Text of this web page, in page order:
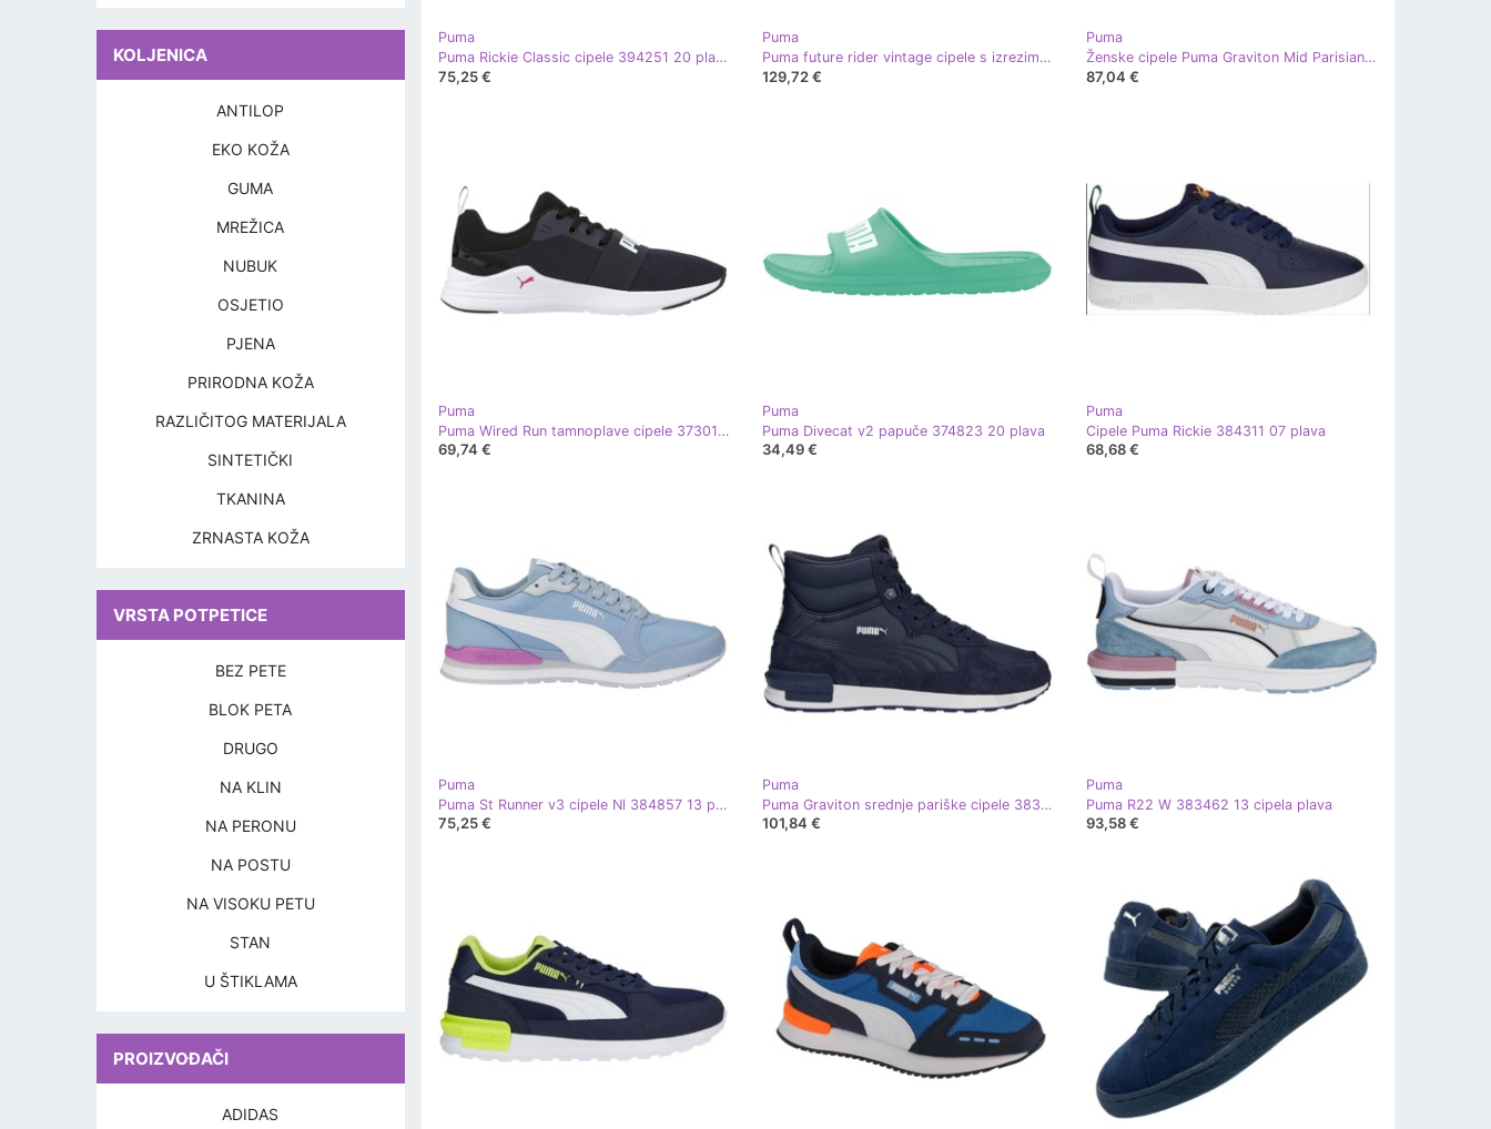
Puma
Puma Rickie Classic cipele 394251 20 plava
75,25 €
Puma
Puma future rider vintage cipele s izrezima W 384861-02 plava
129,72 €
Puma
Ženske cipele Puma Graviton Mid Parisian tamnoplave 383204 05 plava
87,04 €
Puma
Puma Wired Run tamnoplave cipele 373015 03 plava
69,74 €
Puma
Puma Divecat v2 papuče 374823 20 plava
34,49 €
Puma
Cipele Puma Rickie 384311 07 plava
68,68 €
Puma
Puma St Runner v3 cipele Nl 384857 13 plava
75,25 €
Puma
Puma Graviton srednje pariške cipele 383204 05 plava
101,84 €
Puma
Puma R22 W 383462 13 cipela plava
93,58 €
KOLJENICA
ANTILOP
EKO KOŽA
GUMA
MREŽICA
NUBUK
OSJETIO
PJENA
PRIRODNA KOŽA
RAZLIČITOG MATERIJALA
SINTETIČKI
TKANINA
ZRNASTA KOŽA
VRSTA POTPETICE
BEZ PETE
BLOK PETA
DRUGO
NA KLIN
NA PERONU
NA POSTU
NA VISOKU PETU
STAN
U ŠTIKLAMA
PROIZVOĐAČI
ADIDAS